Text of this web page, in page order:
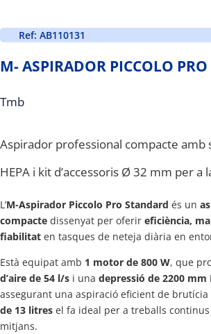
Ref: AB110131
M- ASPIRADOR PICCOLO
Tmb
Aspirador professional compacte amb
HEPA i kit d’accessoris Ø 32 mm per a
L’M-Aspirador Piccolo Pro Standard és un
compacte dissenyat per oferir eficiència,
fiabilitat en tasques de neteja diària en
Està equipat amb 1 motor de 800 W, que
d’aire de 54 l/s i una depressió de 2200 mm
assegurant una aspiració eficient de brutícia
de 13 litres el fa ideal per a treballs
mitjans.